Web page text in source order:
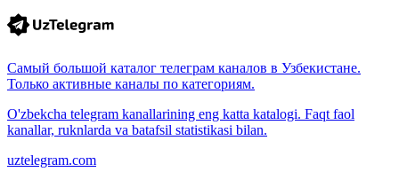
Самый большой каталог телеграм каналов в Узбекистане.
Только активные каналы по категориям.
O'zbekcha telegram kanallarining eng katta katalogi. Faqt faol
kanallar, ruknlarda va batafsil statistikasi bilan.
uztelegram.com